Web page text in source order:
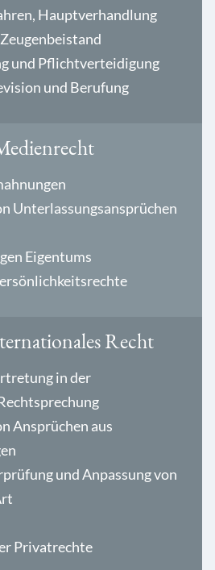
Hauptverhandlung
und Pflichtverteidigung
und Berufung
Unterlassungsansprüchen
Eigentums
Recht
in der
Ansprüchen aus
und Anpassung von
Privatrechte